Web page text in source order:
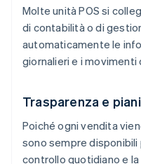
Molte unità POS si
di contabilità o di
automaticamente le
giornalieri e i movimenti
Trasparenza e
Poiché ogni vendita
sono sempre disponibili
controllo quotidiano e